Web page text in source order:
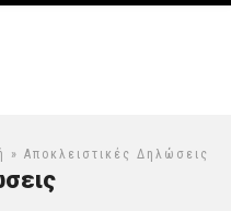
» Αποκλειστικές Δηλώσεις